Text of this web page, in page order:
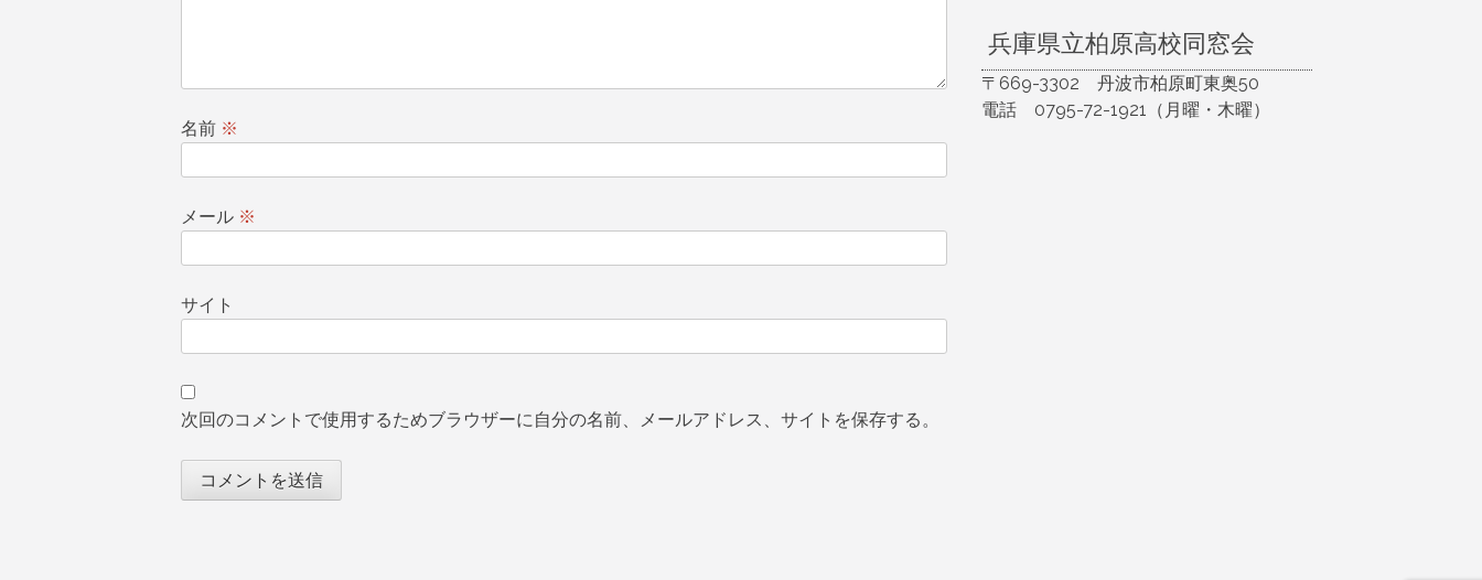
名前 ※
メール ※
サイト
次回のコメントで使用するためブラウザーに自分の名前、メールアドレス、サイトを保存する。
兵庫県立柏原高校同窓会
〒669-3302 丹波市柏原町東奥50
電話 0795-72-1921（月曜・木曜）